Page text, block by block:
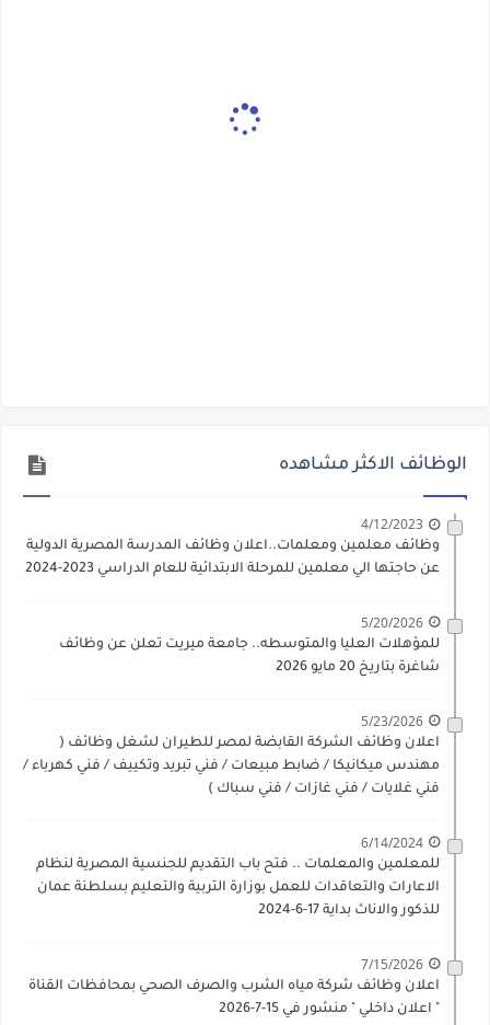
الوظائف الاكثر مشاهده
4/12/2023
وظائف معلمين ومعلمات..اعلان وظائف المدرسة المصرية الدولية
عن حاجتها الي معلمين للمرحلة الابتدائية للعام الدراسي 2023-2024
5/20/2026
للمؤهلات العليا والمتوسطه.. جامعة ميريت تعلن عن وظائف
شاغرة بتاريخ 20 مايو 2026
5/23/2026
اعلان وظائف الشركة القابضة لمصر للطيران لشغل وظائف (
مهندس ميكانيكا / ضابط مبيعات / فني تبريد وتكييف / فني كهرباء /
فني غلايات / فني غازات / فني سباك )
6/14/2024
للمعلمين والمعلمات .. فتح باب التقديم للجنسية المصرية لنظام
الاعارات والتعاقدات للعمل بوزارة التربية والتعليم بسلطنة عمان
للذكور والاناث بداية 17-6-2024
7/15/2026
اعلان وظائف شركة مياه الشرب والصرف الصحي بمحافظات القناة
" اعلان داخلي " منشور في 15-7-2026